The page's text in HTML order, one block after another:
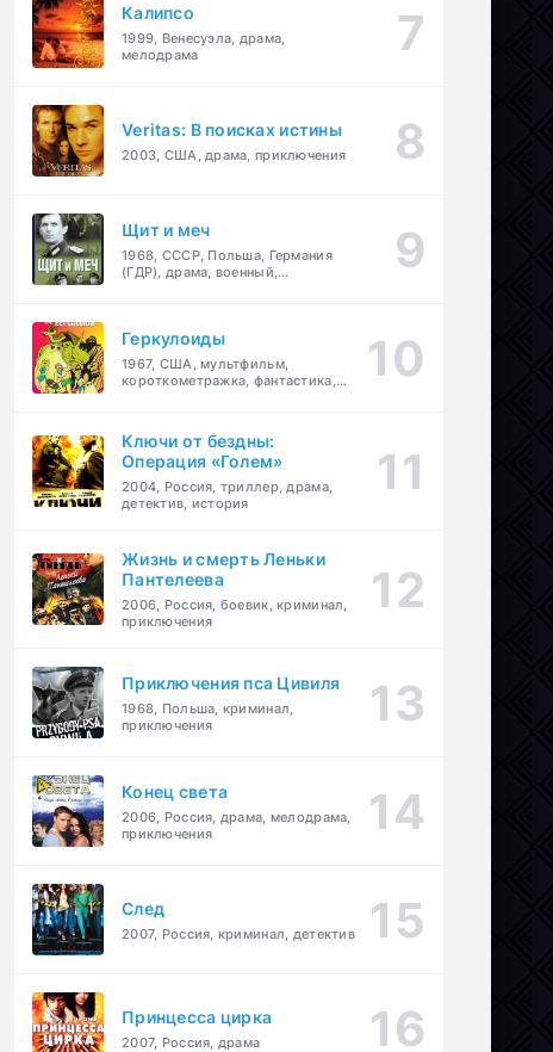
Калипсо
1999, Венесуэла, драма,
мелодрама
Veritas: В поисках истины
2003, США, драма, приключения
Щит и меч
1968, СССР, Польша, Германия
(ГДР), драма, военный,
Геркулоиды
1967, США, мультфильм,
короткометражка, фантастика,
Ключи от бездны:
Операция «Голем»
2004, Россия, триллер, драма,
детектив, история
Жизнь и смерть Леньки
Пантелеева
2006, Россия, боевик, криминал,
приключения
Приключения пса Цивиля
1968, Польша, криминал,
приключения
Конец света
2006, Россия, драма, мелодрама,
приключения
След
2007, Россия, криминал, детектив
Принцесса цирка
2007, Россия, драма